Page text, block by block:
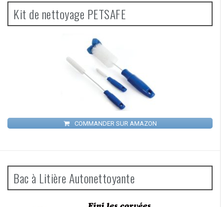
Kit de nettoyage PETSAFE
COMMANDER SUR AMAZON
Bac à Litière Autonettoyante